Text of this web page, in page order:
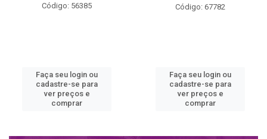
Código: 56385
Faça seu login ou
cadastre-se para
ver preços e
comprar
Código: 67782
Faça seu login ou
cadastre-se para
ver preços e
comprar